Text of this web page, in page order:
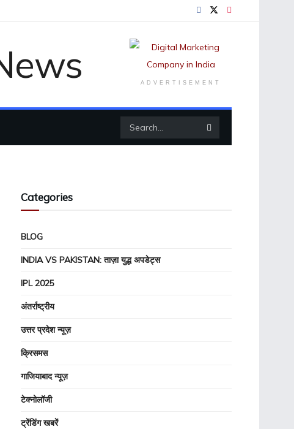
ADVERTISEMENT
Categories
BLOG
INDIA VS PAKISTAN: ताज़ा युद्ध अपडेट्स
IPL 2025
अंतर्राष्ट्रीय
उत्तर प्रदेश न्यूज़
क्रिसमस
गाजियाबाद न्यूज़
टेक्नोलॉजी
ट्रेंडिंग खबरें